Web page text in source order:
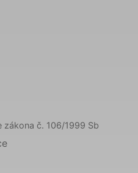
zákona č. 106/1999 Sb